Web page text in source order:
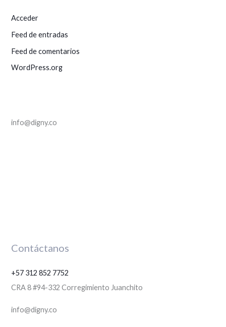
Acceder
Feed de entradas
Feed de comentarios
WordPress.org
info@digny.co
Contáctanos
+57 312 852 7752
CRA 8 #94-332 Corregimiento Juanchito
info@digny.co